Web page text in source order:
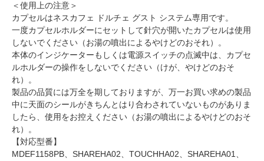
＜使用上の注意＞
カプセルはネスカフェ ドルチェ グスト システム専用です。
一度カプセルホルダーにセットして針穴が開いたカプセルは使用
しないでください（お湯の噴出によるやけどのおそれ）。
本体のインジケーターもしくは電源スイッチの点滅中は、カプセ
ルホルダーの操作をしないでください（けが、やけどのおそ
れ）。
製品の品質には万全を期しておりますが、万一お買い求めの製品
中に天面のシールがきちんとはり合わされていないものがありま
したら、使用をお控えください（お湯の噴出によるやけどのおそ
れ）。
【対応型番】
MDEF1158PB、SHAREHA02、TOUCHHA02、SHAREHA01、